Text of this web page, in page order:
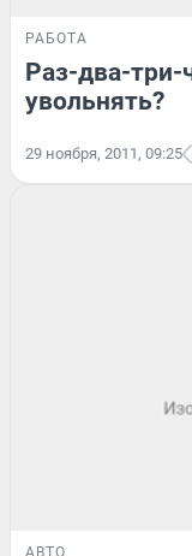
РАБОТА
Раз-два-три-
увольнять?
29 ноября, 2011, 09:25
АВТО